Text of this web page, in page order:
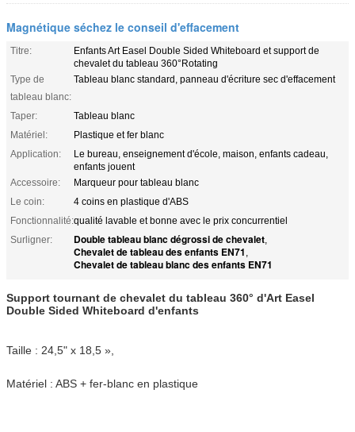
Magnétique séchez le conseil d'effacement
Titre:
Enfants Art Easel Double Sided Whiteboard et support de
chevalet du tableau 360°Rotating
Type de
tableau blanc:
Tableau blanc standard, panneau d'écriture sec d'effacement
Taper:
Tableau blanc
Matériel:
Plastique et fer blanc
Application:
Le bureau, enseignement d'école, maison, enfants cadeau,
enfants jouent
Accessoire:
Marqueur pour tableau blanc
Le coin:
4 coins en plastique d'ABS
Fonctionnalité:qualité lavable et bonne avec le prix concurrentiel
Surligner:
Double tableau blanc dégrossi de chevalet,
Chevalet de tableau des enfants EN71 ,
Chevalet de tableau blanc des enfants EN71
Support tournant de chevalet du tableau 360° d'Art Easel
Double Sided Whiteboard d'enfants
Taille : 24,5" x 18,5 »,
Matériel : ABS + fer-blanc en plastique